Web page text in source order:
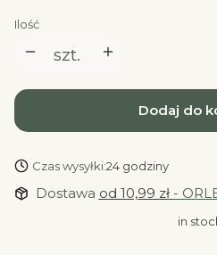
Ilość
szt.
Dodaj do
Czas wysyłki:24 godziny
Dostawa od 10,99 zł -
in